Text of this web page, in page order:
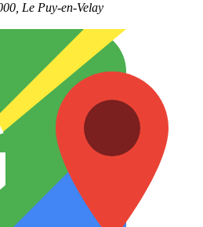
Le Puy-en-Velay